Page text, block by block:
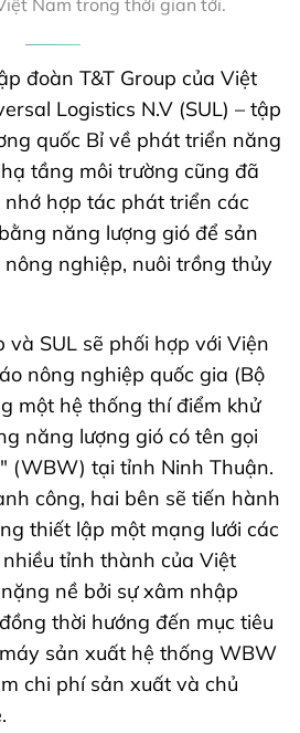
đoàn T&T Group của Việt
Logistics N.V (SUL) – tập
quốc Bỉ về phát triển năng
tầng môi trường cũng đã
hợp tác phát triển các
năng lượng gió để sản
nghiệp, nuôi trồng thủy
và SUL sẽ phối hợp với Viện
nông nghiệp quốc gia (Bộ
một hệ thống thí điểm khử
năng lượng gió có tên gọi
(WBW) tại tỉnh Ninh Thuận.
công, hai bên sẽ tiến hành
thiết lập một mạng lưới các
tỉnh thành của Việt
nề bởi sự xâm nhập
thời hướng đến mục tiêu
sản xuất hệ thống WBW
chi phí sản xuất và chủ